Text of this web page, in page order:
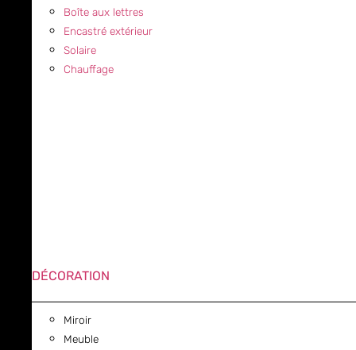
Boîte aux lettres
Encastré extérieur
Solaire
Chauffage
DÉCORATION
Miroir
Meuble